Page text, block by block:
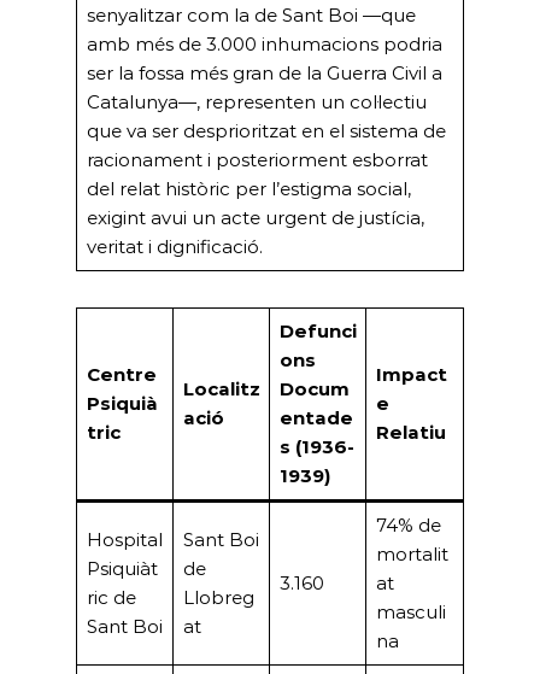
senyalitzar com la de Sant Boi —que
amb més de 3.000 inhumacions podria
ser la fossa més gran de la Guerra Civil a
Catalunya—, representen un col·lectiu
que va ser desprioritzat en el sistema de
racionament i posteriorment esborrat
del relat històric per l’estigma social,
exigint avui un acte urgent de justícia,
veritat i dignificació.
Centre
Psiquià
tric
Localitz
ació
Defunci
ons
Docum
entade
s (1936-
1939)
Impact
e
Relatiu
Hospital
Psiquiàt
ric de
Sant Boi
Sant Boi
de
Llobreg
at
3.160
74% de
mortalit
at
masculi
na